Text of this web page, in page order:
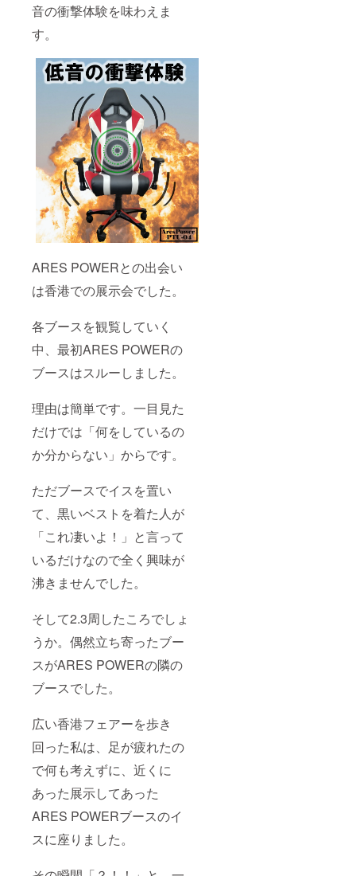
音の衝撃体験を味わえま
す。
ARES POWERとの出会い
は香港での展示会でした。
各ブースを観覧していく
中、最初ARES POWERの
ブースはスルーしました。
理由は簡単です。一目見た
だけでは「何をしているの
か分からない」からです。
ただブースでイスを置い
て、黒いベストを着た人が
「これ凄いよ！」と言って
いるだけなので全く興味が
沸きませんでした。
そして2.3周したころでしょ
うか。偶然立ち寄ったブー
スがARES POWERの隣の
ブースでした。
広い香港フェアーを歩き
回った私は、足が疲れたの
で何も考えずに、近くに
あった展示してあった
ARES POWERブースのイ
スに座りました。